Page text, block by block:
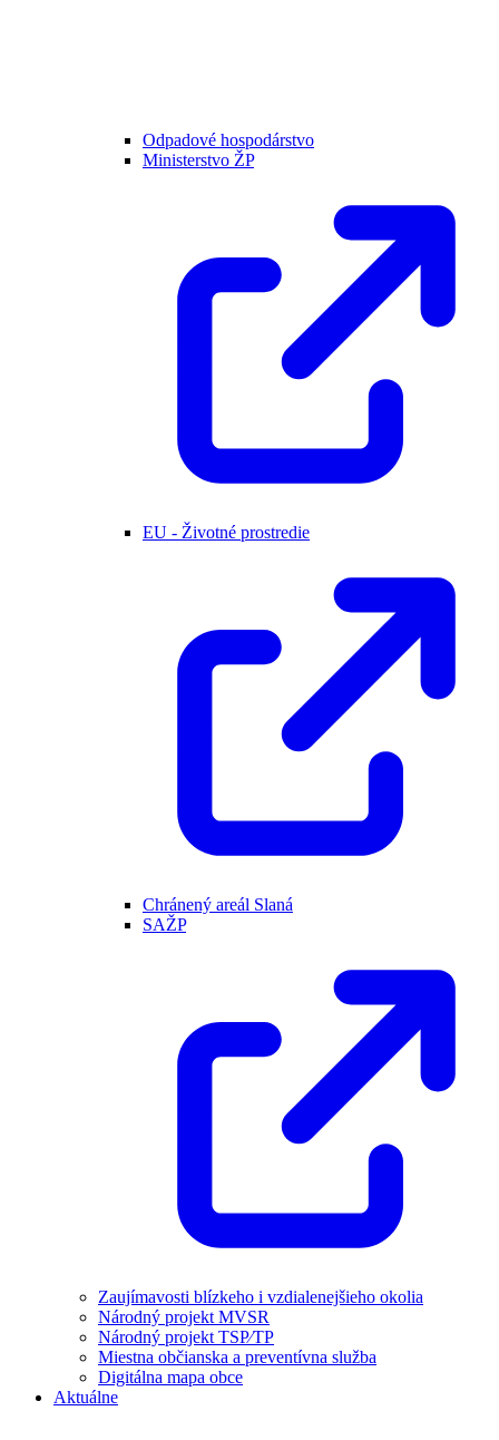
Odpadové hospodárstvo
Ministerstvo ŽP
EU - Životné prostredie
Chránený areál Slaná
SAŽP
Zaujímavosti blízkeho i vzdialenejšieho okolia
Národný projekt MVSR
Národný projekt TSP⁄TP
Miestna občianska a preventívna služba
Digitálna mapa obce
Aktuálne